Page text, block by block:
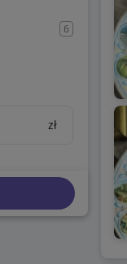
6
zł